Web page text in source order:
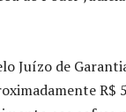
Juízo de